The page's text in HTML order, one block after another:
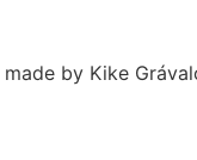
by Kike